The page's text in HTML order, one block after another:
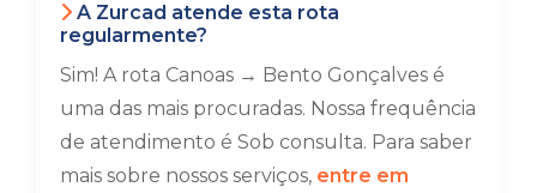
A Zurcad atende esta rota
regularmente?
Sim! A rota Canoas → Bento Gonçalves é
uma das mais procuradas. Nossa frequência
de atendimento é Sob consulta. Para saber
mais sobre nossos serviços, entre em